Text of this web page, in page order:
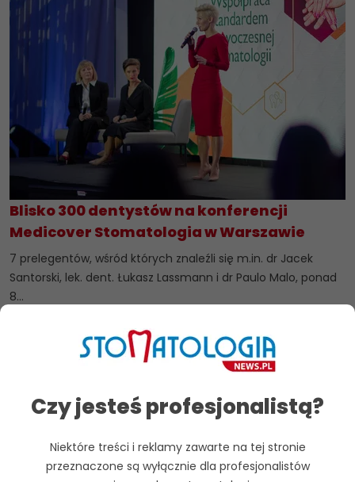
Czy jesteś profesjonalistą?
Niektóre treści i reklamy zawarte na tej stronie
przeznaczone są wyłącznie dla profesjonalistów
Blisko 300 dentystów na konferencji
Medicover Stomatologia w Warszawie
7 prelegentów, wśród których znaleźli się m.in. dr Jacek
Santorski, lek. dent. Łukasz Lassmann i dr Paulo Malo, ponad
8...